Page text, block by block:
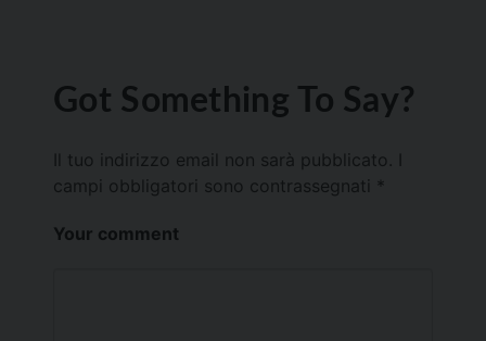
Got Something To Say?
Il tuo indirizzo email non sarà pubblicato.
campi obbligatori sono contrassegnati *
Your comment